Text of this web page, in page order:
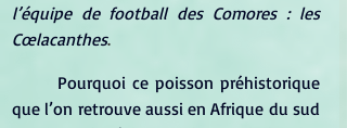
l’équipe de football des Comores : les
Cœlacanthes.
Pourquoi ce poisson préhistorique
que l’on retrouve aussi en Afrique du sud